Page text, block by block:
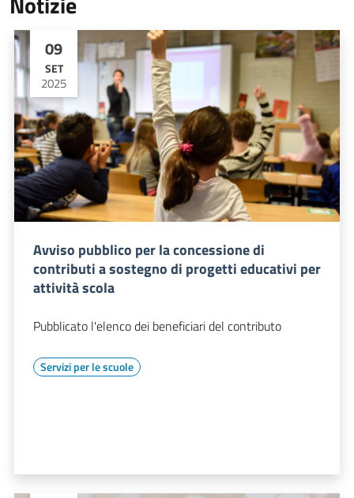
09
SET
2025
Avviso pubblico per la concessione di
contributi a sostegno di progetti educativi per
attività scola
Pubblicato l'elenco dei beneficiari del contributo
Servizi per le scuole